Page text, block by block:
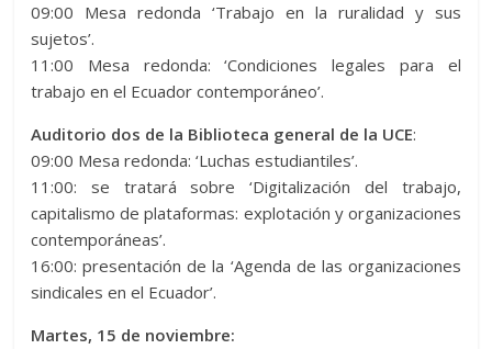
09:00 Mesa redonda ‘Trabajo en la ruralidad y sus
sujetos’.
11:00 Mesa redonda: ‘Condiciones legales para el
trabajo en el Ecuador contemporáneo’.
Auditorio dos de la Biblioteca general de la UCE:
09:00 Mesa redonda: ‘Luchas estudiantiles’.
11:00: se tratará sobre ‘Digitalización del trabajo,
capitalismo de plataformas: explotación y organizaciones
contemporáneas’.
16:00: presentación de la ‘Agenda de las organizaciones
sindicales en el Ecuador’.
Martes, 15 de noviembre: